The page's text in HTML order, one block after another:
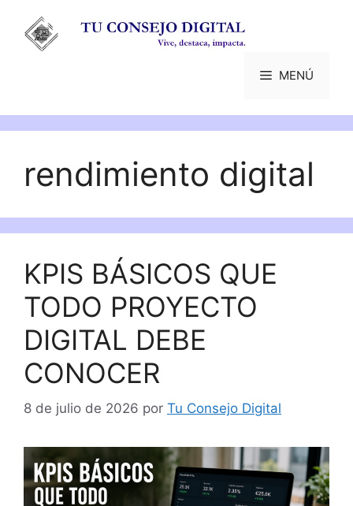
contenido
MENÚ
rendimiento digital
KPIS BÁSICOS QUE
TODO PROYECTO
DIGITAL DEBE
CONOCER
8 de julio de 2026 por Tu Consejo Digital